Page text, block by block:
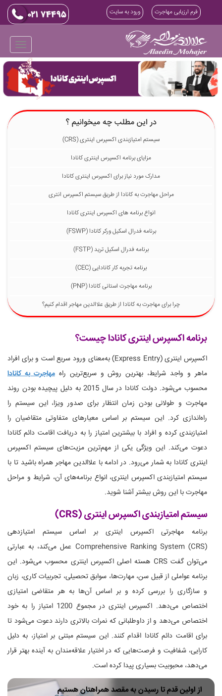
فرم ارزیابی مهاجرت ورود به سایت
در این مطلب چه میخوانیم ؟
سیستم امتیازبندی اکسپرس اینتری (CRS)
مزایای برنامه اکسپرس اینتری کانادا
مدارک مورد نیاز برای اکسپرس اینتری کانادا
مراحل مهاجرت به کانادا از طریق سیستم اکسپرس انتری
انواع برنامه های اکسپرس اینتری کانادا
برنامه فدرال اسکیل ورکر کانادا (FSWP)
برنامه فدرال اسکیل ترید (FSTP)
برنامه تجربه کار کانادایی (CEC)
برنامه مهاجرت استانی کانادا (PNP)
چرا برای مهاجرت به کانادا از طریق علاالدین مهاجر اقدام کنیم؟
برنامه اکسپرس اینتری کانادا چیست؟
اکسپرس اینتری (Express Entry) به‌معنای ورود سریع است و برای افراد
ماهر و واجد شرایط، بهترین روش و سریع‌ترین راهمهاجرت به کانادا
محسوب می‌شود. دولت کانادا در سال 2015 به دلیل پیچیده بودن روند
مهاجرت و طولانی بودن زمان انتظار برای صدور ویزا، این سیستم را
راه‌اندازی کرد. این سیستم بر اساس معیارهای متفاوتی متقاضیان را
امتیازبندی کرده و افراد با بیشترین امتیاز را به دریافت اقامت دائم کانادا
دعوت می‌کند. این ویژگی یکی از مهم‌ترین مزیت‌های سیستم اکسپرس
اینتری کانادا به شمار می‌رود. در ادامه با علاالدین مهاجر همراه باشید تا با
سیستم امتیازبندی اکسپرس اینتری، انواع برنامه‌های آن، شرایط و مراحل
مهاجرت با این روش بیشتر آشنا شوید.
سیستم امتیازبندی اکسپرس اینتری (CRS)
برنامه مهاجرتی اکسپرس اینتری بر اساس سیستم امتیازدهی
Comprehensive Ranking System (CRS) عمل می‌کند، به عبارتی
می‌توان گفت CRS هسته اصلی اکسپرس اینتری محسوب می‌شود. این
برنامه عواملی از قبیل سن، مهارت‌ها، سوابق تحصیلی، تجربیات کاری، زبان
و سازگاری را بررسی کرده و بر اساس آن‌ها به هر متقاضی امتیازی
اختصاص می‌دهد. اکسپرس اینتری در مجموع 1200 امتیاز را به خود
اختصاص می‌دهد و از داوطلبانی که نمرات بالاتری دارند دعوت می‌شود تا
برای اقامت دائم کانادا اقدام کنند. این سیستم مبتنی بر امتیاز، به دلیل
کارایی، شفافیت و فرصت‌هایی که در اختیار علاقه‌مندان به آینده بهتر قرار
می‌دهد، محبوبیت بسیاری پیدا کرده است.
از اولین قدم تا رسیدن به مقصد همراهتان هستیم